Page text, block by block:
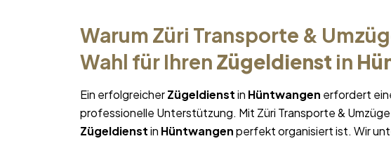
Warum Züri Transporte &
Wahl für Ihren Zügeldienst in
Ein erfolgreicherZügeldienstin Hüntwangen erfordert
professionelle Unterstützung. Mit Züri Transporte &
Zügeldienstin Hüntwangenperfekt organisiert ist. Wir